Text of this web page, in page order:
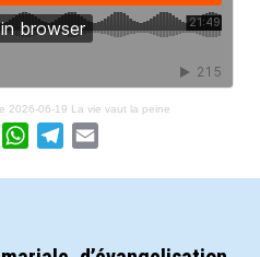
2026-06-19 La vie vaut la peine
TwitterWhatsApp
Telegram